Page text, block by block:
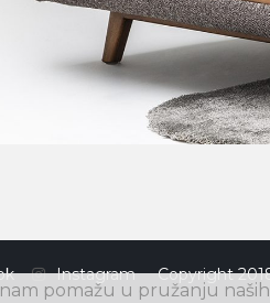
Instagram Copyright
nam pomažu u pružanju